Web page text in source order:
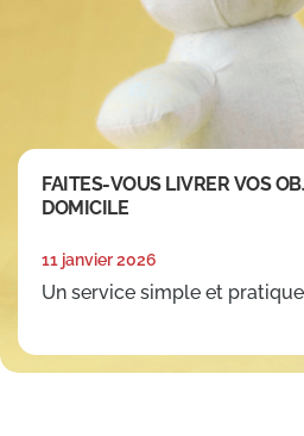
FAITES-VOUS LIVRER VOS
DOMICILE
11 janvier 2026
Un service simple et pratique